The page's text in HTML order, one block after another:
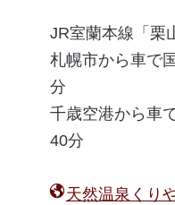
JR室蘭本線「栗
札幌市から車で
分
千歳空港から車
40分
天然温泉くり